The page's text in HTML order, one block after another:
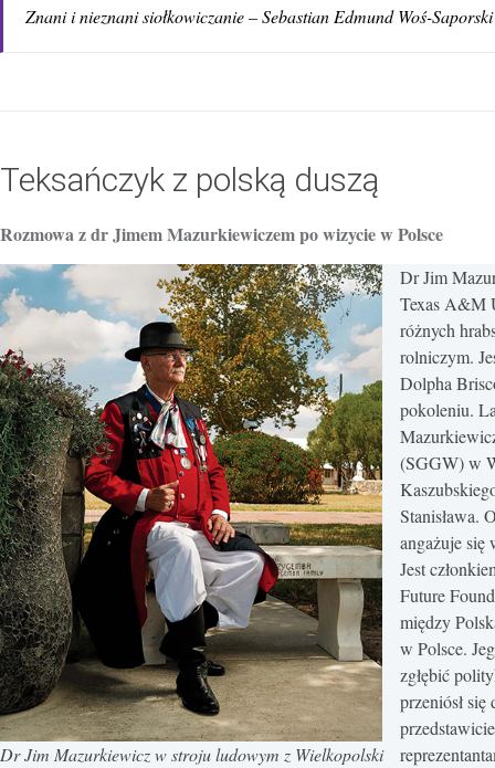
Znani i nieznani siołkowiczanie – Sebastian Edmund Woś-
Teksańczyk z polską duszą
Rozmowa z dr Jimem Mazurkiewiczem po wizycie w Polsce
Dr Jim Mazurkiewicz w stroju ludowym z Wielkopolski
Dr Jim
Texas A&M
różnych
rolniczym.
Dolpha
pokoleniu.
(SGGW) w
Stanisława.
angażuje się
Jest
Future
między
w Polsce.
zgłębić
przeniósł